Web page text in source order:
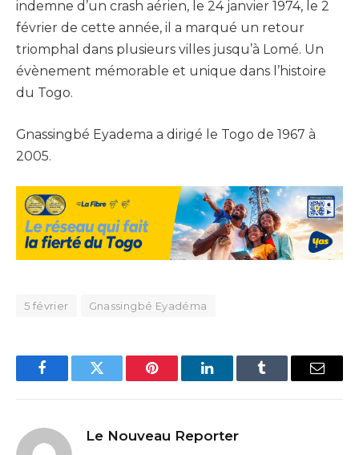
indemne d’un crash aérien, le 24 janvier 1974, le 2
février de cette année, il a marqué un retour
triomphal dans plusieurs villes jusqu’à Lomé. Un
évènement mémorable et unique dans l’histoire
du Togo.
Gnassingbé Eyadema a dirigé le Togo de 1967 à
2005.
5 février Gnassingbé Eyadéma
FacebookTwitter Pinterest LinkedInTumblr Email
Le Nouveau Reporter